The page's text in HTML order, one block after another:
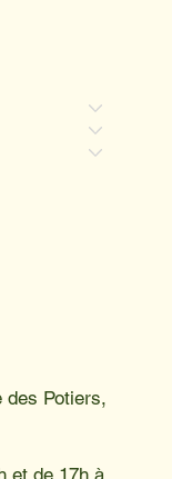
des Potiers,